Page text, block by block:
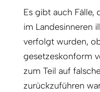
Es gibt auch Fälle,
im Landesinneren
verfolgt wurden,
gesetzeskonform
zum Teil auf
zurückzuführen